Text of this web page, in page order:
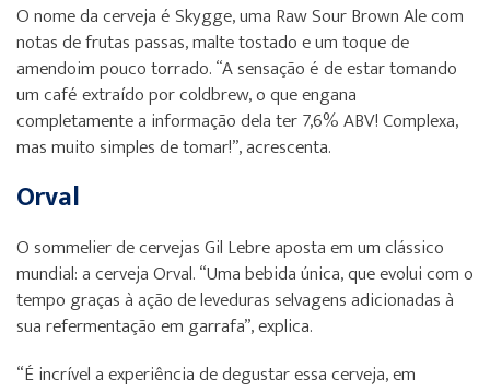
O nome da cerveja é Skygge, uma Raw Sour Brown Ale com
notas de frutas passas, malte tostado e um toque de
amendoim pouco torrado. “A sensação é de estar tomando
um café extraído por coldbrew, o que engana
completamente a informação dela ter 7,6% ABV! Complexa,
mas muito simples de tomar!”, acrescenta.
Orval
O sommelier de cervejas Gil Lebre aposta em um clássico
mundial: a cerveja Orval. “Uma bebida única, que evolui com o
tempo graças à ação de leveduras selvagens adicionadas à
sua refermentação em garrafa”, explica.
“É incrível a experiência de degustar essa cerveja, em